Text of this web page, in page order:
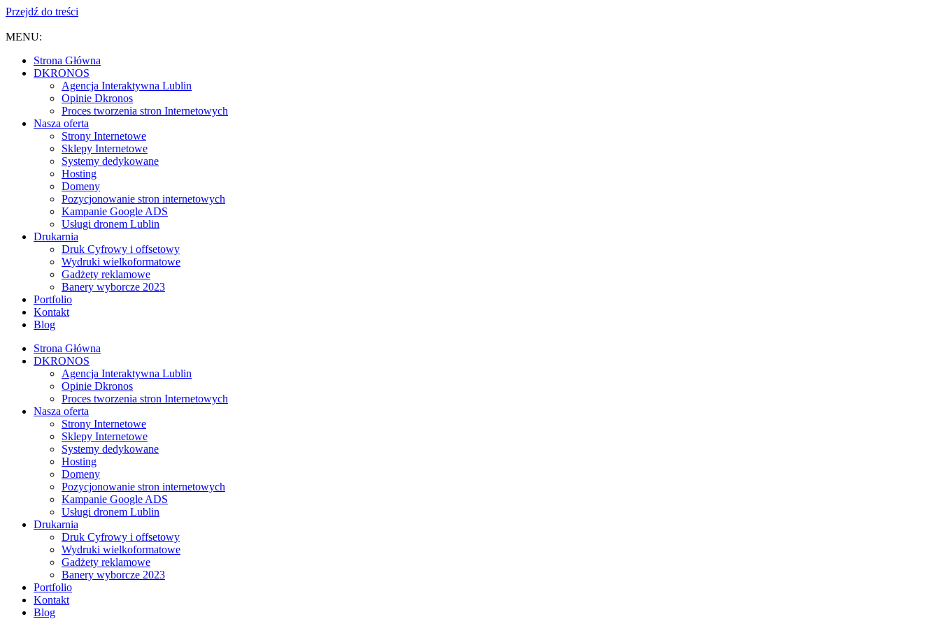
Przejdź do treści
MENU:
Strona Główna
DKRONOS
️Agencja Interaktywna Lublin
Opinie Dkronos
Proces tworzenia stron Internetowych
Nasza oferta
Strony Internetowe
Sklepy Internetowe
Systemy dedykowane
Hosting
Domeny
Pozycjonowanie stron internetowych
Kampanie Google ADS
Usługi dronem Lublin
Drukarnia
Druk Cyfrowy i offsetowy
Wydruki wielkoformatowe
Gadżety reklamowe
Banery wyborcze 2023
Portfolio
Kontakt
Blog
Strona Główna
DKRONOS
️Agencja Interaktywna Lublin
Opinie Dkronos
Proces tworzenia stron Internetowych
Nasza oferta
Strony Internetowe
Sklepy Internetowe
Systemy dedykowane
Hosting
Domeny
Pozycjonowanie stron internetowych
Kampanie Google ADS
Usługi dronem Lublin
Drukarnia
Druk Cyfrowy i offsetowy
Wydruki wielkoformatowe
Gadżety reklamowe
Banery wyborcze 2023
Portfolio
Kontakt
Blog